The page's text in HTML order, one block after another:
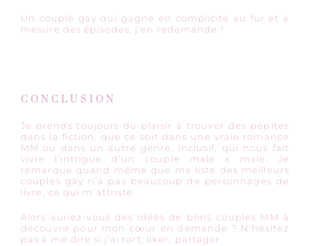
Un couple gay qui gagne en complicité au fur et à
mesure des épisodes, j’en redemande !
CONCLUSION
Je prends toujours du plaisir à trouver des pépites
dans la fiction, que ce soit dans une vraie romance
MM ou dans un autre genre, inclusif, qui nous fait
vivre l’intrigue d’un couple male x male. Je
remarque quand même que ma liste des meilleurs
couples gay n’a pas beaucoup de personnages de
livre, ce qui m’attriste.
Alors auriez-vous des idées de bons couples MM à
découvrir pour mon cœur en demande ? N’hésitez
pas à me dire si j’ai tort, liker, partager.